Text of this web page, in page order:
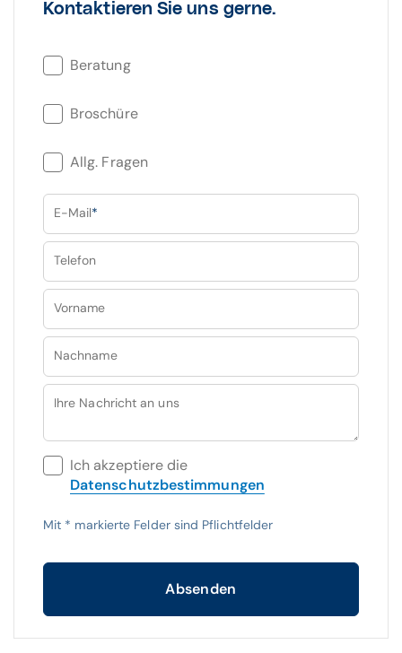
Kontaktieren Sie uns gerne.
Beratung
Broschüre
Allg. Fragen
E-Mail*
Telefon
Vorname
Nachname
Ihre Nachricht an uns
Ich akzeptiere die
Datenschutzbestimmungen
Mit * markierte Felder sind Pflichtfelder
Absenden